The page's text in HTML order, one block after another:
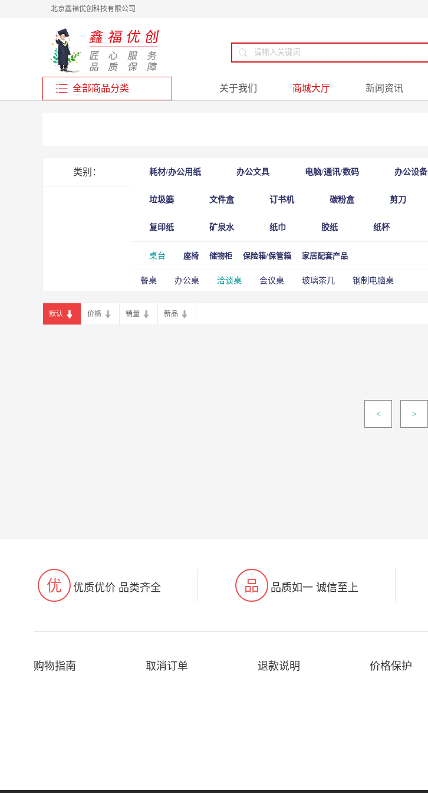
北京鑫福优创科技有限公司
全部商品分类 关于我们 商城大厅 新闻资讯
类别： 耗材/办公用纸 办公文具 电脑/通讯/数码 办公设备
桌台
餐桌 办公桌 洽谈桌 会议桌 玻璃茶几 钢制电脑桌
座椅 储物柜 保险箱/保管箱 家居配套产品
垃圾篓 文件盒 订书机 碳粉盒 剪刀
复印纸 矿泉水 纸巾 胶纸 纸杯
默认 价格 销量 新品
< >
优 优质优价 品类齐全 品 品质如一 诚信至上
购物指南 取消订单 退款说明 价格保护